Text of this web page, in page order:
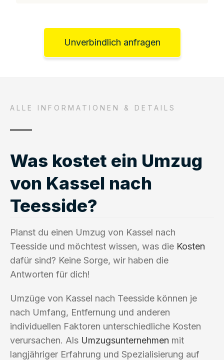
Unverbindlich anfragen
ALLE INFORMATIONEN & DETAILS
Was kostet ein Umzug
von Kassel nach
Teesside?
Planst du einen Umzug von Kassel nach
Teesside und möchtest wissen, was die Kosten
dafür sind? Keine Sorge, wir haben die
Antworten für dich!
Umzüge von Kassel nach Teesside können je
nach Umfang, Entfernung und anderen
individuellen Faktoren unterschiedliche Kosten
verursachen. Als Umzugsunternehmen mit
langjähriger Erfahrung und Spezialisierung auf